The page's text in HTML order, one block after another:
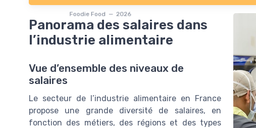
Foodie Food — 2026
Panorama des salaires dans
l’industrie alimentaire
Vue d’ensemble des niveaux de
salaires
Le secteur de l’industrie alimentaire en France
propose une grande diversité de salaires, en
fonction des métiers, des régions et des types